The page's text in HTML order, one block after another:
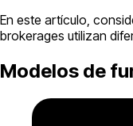
En este artículo,
brokerages utilizan
Modelos de